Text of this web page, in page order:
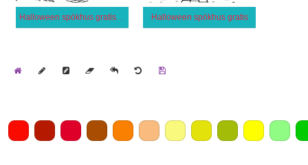
Halloween spökhus gratis utskrivbar Halloween spökhus gratis